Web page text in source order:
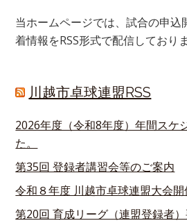
当ホームページでは、試合の申込
着情報をRSS形式で配信しておりま
川越市卓球連盟RSS
2026年度（令和8年度）年間スケ
た。
第35回 登録者講習会等のご案内
令和８年度 川越市卓球連盟大会開
第20回 育成リーグ（連盟登録者